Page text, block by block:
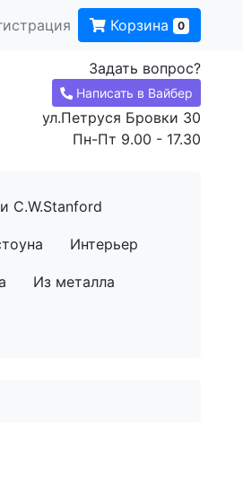
Корзина 0
Задать вопрос?
Написать в Вайбер
ул.Петруся Бровки 30
Пн-Пт 9.00 - 17.30
C.W.Stanford
Интерьер
Из металла